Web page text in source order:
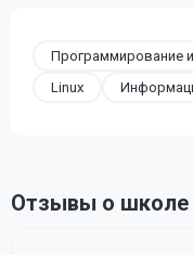
Программирование
Linux
Отзывы о школе